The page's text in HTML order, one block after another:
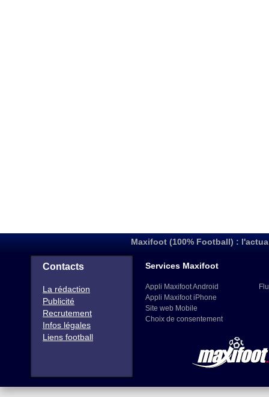
Maxifoot (100% Football) :
Contacts
La rédaction
Publicité
Recrutement
Infos légales
Liens football
Services Maxifoot
Appli Maxifoot Android
Appli Maxifoot iPhone
Site web Mobile
Choix de consentement